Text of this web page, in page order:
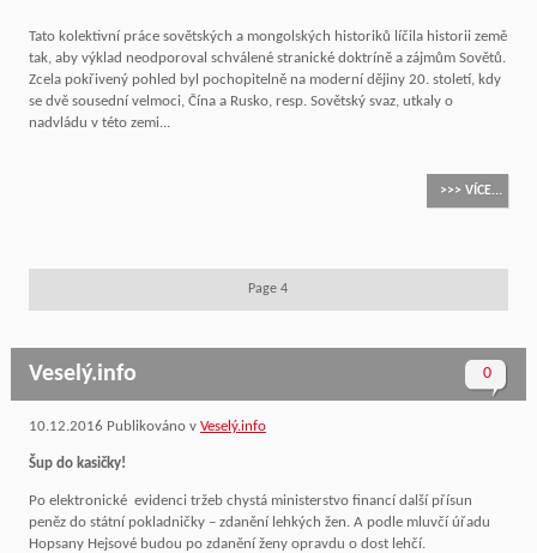
Tato kolektivní práce sovětských a mongolských historiků líčila historii země
tak, aby výklad neodporoval schválené stranické doktríně a zájmům Sovětů.
Zcela pokřivený pohled byl pochopitelně na moderní dějiny 20. století, kdy
se dvě sousední velmoci, Čína a Rusko, resp. Sovětský svaz, utkaly o
nadvládu v této zemi...
>>> VÍCE...
Page 4
0
Veselý.info
10.12.2016 Publikováno v Veselý.info
Šup do kasičky!
Po elektronické evidenci tržeb chystá ministerstvo financí další přísun
peněz do státní pokladničky – zdanění lehkých žen. A podle mluvčí úřadu
Hopsany Hejsové budou po zdanění ženy opravdu o dost lehčí.